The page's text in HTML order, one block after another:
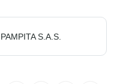
PAMPITA S.A.S.